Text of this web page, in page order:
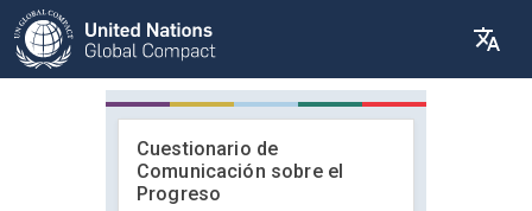
Cuestionario de
Comunicación sobre el
Progreso